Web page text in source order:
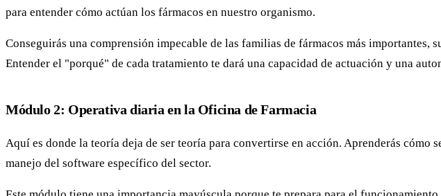
para entender cómo actúan los fármacos en nuestro organismo.
Conseguirás una comprensión impecable de las familias de fármacos más
Entender el "porqué" de cada tratamiento te dará una capacidad de actuación y una
Módulo 2: Operativa diaria en la Oficina de Farmacia
Aquí es donde la teoría deja de ser teoría para convertirse en acción. Aprenderás cómo
manejo del software específico del sector.